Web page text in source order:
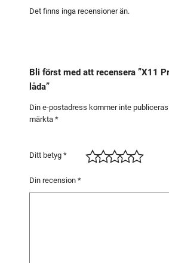
Det finns inga recensioner än.
Bli först med att recensera ”X11
låda”
Din e-postadress kommer inte publiceras.
märkta *
Ditt betyg *
Din recension *